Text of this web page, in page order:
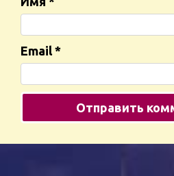
Email *